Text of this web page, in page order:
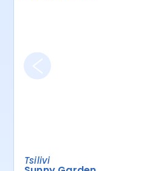
Tsilivi